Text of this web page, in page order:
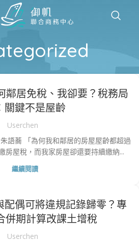
鄰居免稅、我卻要？稅務局
關鍵不是屋齡
Userchen
語蕎 「為何我和鄰居的房屋屋齡都超過
房屋稅，而我家房屋卻還要持續繳納...
繼續閱讀
配偶可將違規記錄歸零？專
併期計算改課土增稅
Userchen